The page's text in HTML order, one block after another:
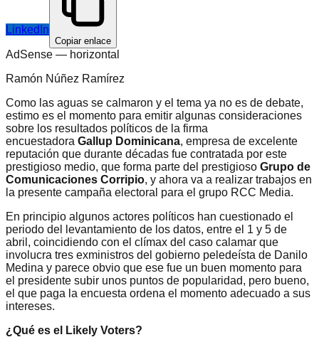
LinkedIn
Copiar enlace
AdSense — horizontal
Ramón Núñez Ramírez
Como las aguas se calmaron y el tema ya no es de debate,
estimo es el momento para emitir algunas consideraciones
sobre los resultados políticos de la firma
encuestadora Gallup Dominicana, empresa de excelente
reputación que durante décadas fue contratada por este
prestigioso medio, que forma parte del prestigioso Grupo de
Comunicaciones Corripio, y ahora va a realizar trabajos en
la presente campaña electoral para el grupo RCC Media.
En principio algunos actores políticos han cuestionado el
periodo del levantamiento de los datos, entre el 1 y 5 de
abril, coincidiendo con el clímax del caso calamar que
involucra tres exministros del gobierno peledeísta de Danilo
Medina y parece obvio que ese fue un buen momento para
el presidente subir unos puntos de popularidad, pero bueno,
el que paga la encuesta ordena el momento adecuado a sus
intereses.
¿Qué es el Likely Voters?